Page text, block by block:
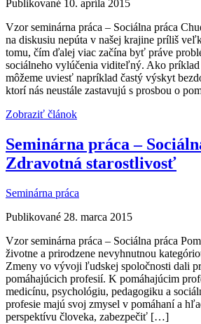
Publikované 10. apríla 2015
Vzor seminárna práca – Sociálna práca
na diskusiu nepúta v našej krajine príliš
tomu, čím ďalej viac začína byť práve
sociálneho vylúčenia viditeľný. Ako príklad
môžeme uviesť napríklad častý výskyt
ktorí nás neustále zastavujú s prosbou o
Zobraziť článok
Seminárna práca –
Zdravotná starostlivosť
Seminárna práca
Publikované 28. marca 2015
Vzor seminárna práca – Sociálna práca
životne a prirodzene nevyhnutnou
Zmeny vo vývoji ľudskej spoločnosti dali
pomáhajúcich profesií. K pomáhajúcim
medicínu, psychológiu, pedagogiku a
profesie majú svoj zmysel v pomáhaní a
perspektívu človeka, zabezpečiť […]